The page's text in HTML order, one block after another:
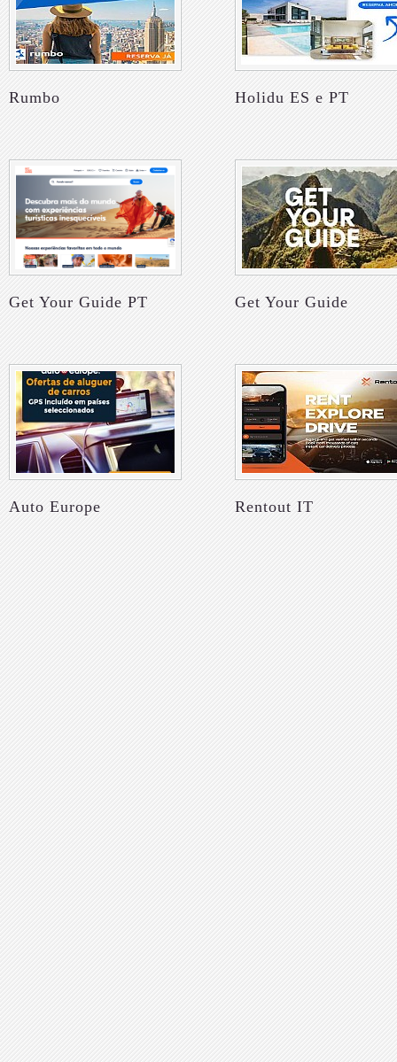
Rumbo Holidu ES e PT
Get Your Guide PT Get Your Guide
Auto Europe Rentout IT